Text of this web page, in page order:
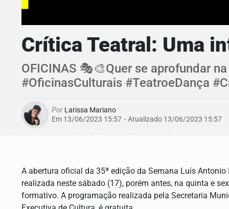
Crítica Teatral: Uma
OFICINAS 🎭🎨Quer se aprofundar
#OficinasCulturais #TeatroeDança
Por Larissa Mariano
Em 13/06/2023 15:57 - Atualizado 13/06/2023 15:57
A abertura oficial da 35ª edição da Semana Luís
realizada neste sábado (17), porém antes, na quinta e
formativo. A programação realizada pela Secretaria